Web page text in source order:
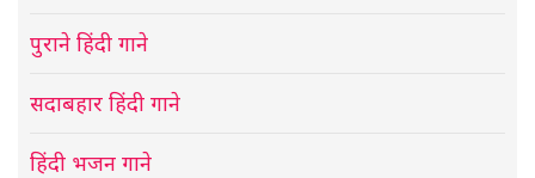
पुराने हिंदी गाने
सदाबहार हिंदी गाने
हिंदी भजन गाने